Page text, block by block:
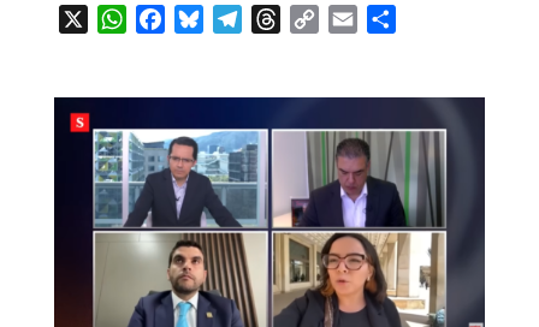
WhatsApp
FacebookBlueskyTelegramThreads
Copy Email